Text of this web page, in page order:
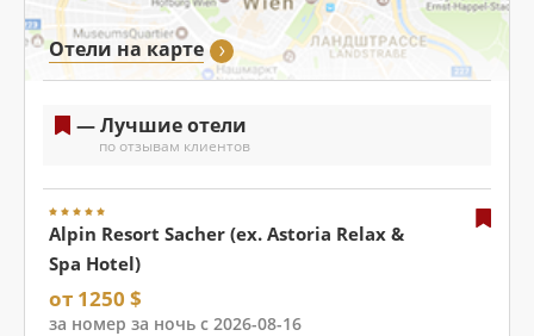
Отели на карте
— Лучшие отели
по отзывам клиентов
Alpin Resort Sacher (ex. Astoria Relax &
Spa Hotel)
от 1250 $
за номер за ночь с 2026-08-16